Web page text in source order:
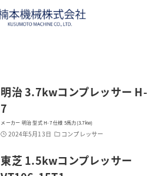
明治 3.7kwコンプレッサー H-
7
メーカー 明治 型式 H-7 仕様 5馬力(3.7kw)
2024年5月13日 コンプレッサー
東芝 1.5kwコンプレッサー